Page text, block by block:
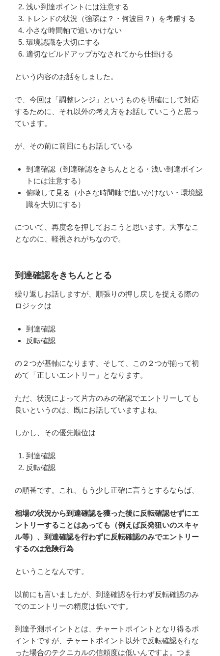
浅い到達ポイントには注意する
トレンドの状況（強弱は？・何波目？）を考慮する
小さな時間軸で追いかけない
環境認識を大切にする
適切なビルドアップがなされてから仕掛ける
という内容のお話をしました。
で、今回は「調整レンジ」というものを明確にして対応
するために、それ以外の考え方をお話していこうと思っ
ています。
が、その前に前回にもお話している
到達確認（到達確認をきちんととる・浅い到達ポイン
トには注意する）
俯瞰して見る（小さな時間軸で追いかけない・環境認
識を大切にする）
について、再度念を押しておこうと思います。大事なこ
となのに、軽視されがちなので。
到達確認をきちんととる
繰り返しお話しますが、順張りの押し戻しを捉える際の
ロジックは
到達確認
反転確認
の２つが基軸になります。そして、この２つが揃って初
めて「正しいエントリー」となります。
ただ、状況によって片方のみの確認でエントリーしても
良いというのは、既にお話していますよね。
しかし、その優先順位は
到達確認
反転確認
の順番です。これ、もう少し正確に言うとするならば、
相場の状況から到達確認を獲った後に反転確認せずにエ
ントリーすることはあっても（例えば反発狙いのスキャ
ル等）、到達確認を行わずに反転確認のみでエントリー
するのは危険行為
ということなんです。
以前にも言いましたが、到達確認を行わず反転確認のみ
でのエントリーの精度は低いです。
到達予測ポイントとは、チャートポイントとなり得るポ
イントですが、チャートポイント以外で反転確認を行な
った場合のテクニカルの信頼度は低いんですよ。つま